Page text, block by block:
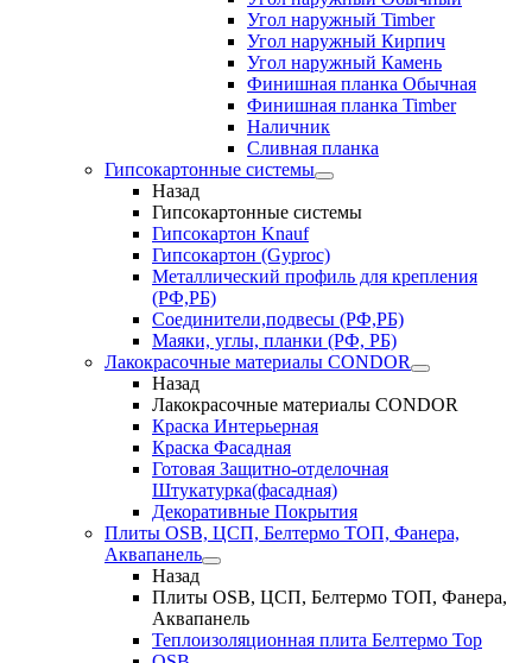
Угол наружный Timber
Угол наружный Кирпич
Угол наружный Камень
Финишная планка Обычная
Финишная планка Timber
Наличник
Сливная планка
Гипсокартонные системы
Назад
Гипсокартонные системы
Гипсокартон Knauf
Гипсокартон (Gyproc)
Металлический профиль для крепления
(РФ,РБ)
Соединители,подвесы (РФ,РБ)
Маяки, углы, планки (РФ, РБ)
Лакокрасочные материалы CONDOR
Назад
Лакокрасочные материалы CONDOR
Краска Интерьерная
Краска Фасадная
Готовая Защитно-отделочная
Штукатурка(фасадная)
Декоративные Покрытия
Плиты OSB, ЦСП, Белтермо ТОП, Фанера,
Аквапанель
Назад
Плиты OSB, ЦСП, Белтермо ТОП, Фанера,
Аквапанель
Теплоизоляционная плита Белтермо Top